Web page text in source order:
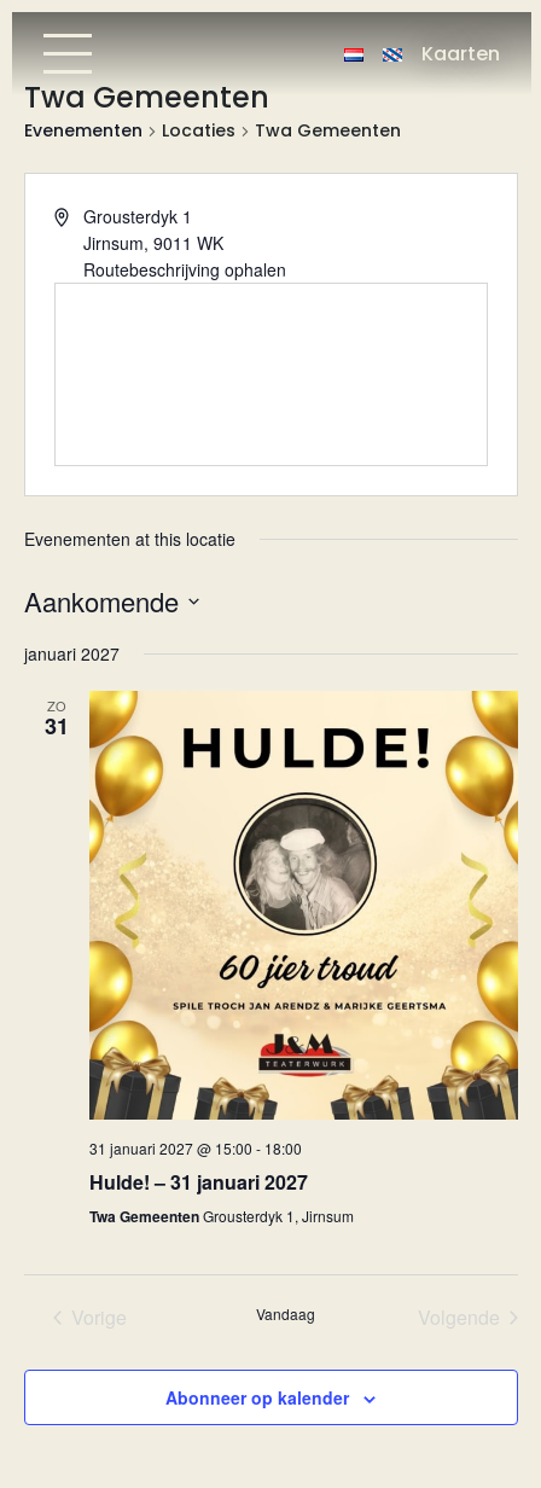
Kaarten
Twa Gemeenten
Evenementen Locaties Twa Gemeenten
AdresGrousterdyk 1
Jirnsum, 9011 WK
Routebeschrijving ophalen
Evenementen at this locatie
Aankomende
een
januari 2027
ZO
31
31 januari 2027 @ 15:00 - 18:00
Hulde! – 31 januari 2027
Twa GemeentenGrousterdyk 1, Jirnsum
Vorige
Vandaag
Volgende
Abonneer op kalender